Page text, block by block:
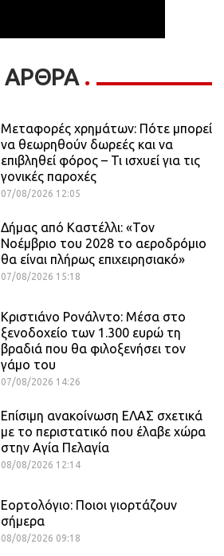
Μεταφορές χρημάτων: Πότε μπορεί
να θεωρηθούν δωρεές και να
επιβληθεί φόρος – Τι ισχυεί για τις
γονικές παροχές
07/08/2026 12:05
Δήμας από Καστέλλι: «Τον
Νοέμβριο του 2028 το αεροδρόμιο
θα είναι πλήρως επιχειρησιακό»
07/08/2026 15:18
Κριστιάνο Ρονάλντο: Μέσα στο
ξενοδοχείο των 1.300 ευρώ τη
βραδιά που θα φιλοξενήσει τον
γάμο του
07/08/2026 14:26
Επίσιμη ανακοίνωση ΕΛΑΣ σχετικά
με το περιστατικό που έλαβε χώρα
στην Αγία Πελαγία
08/08/2026 12:14
Εορτολόγιο: Ποιοι γιορτάζουν
σήμερα
08/08/2026 09:18